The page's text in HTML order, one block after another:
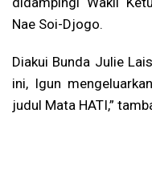
Nae Soi-Djogo.
Diakui Bunda Julie
ini, Igun
judul Mata HATI,”